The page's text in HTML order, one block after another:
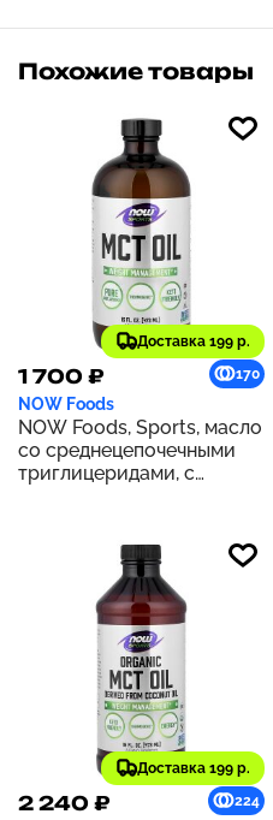
Похожие товары
Доставка 199 р.
1 700 ₽ 170
NOW Foods
NOW Foods, Sports, масло
со среднецепочечными
триглицеридами, с
Доставка 199 р.
2 240 ₽ 224